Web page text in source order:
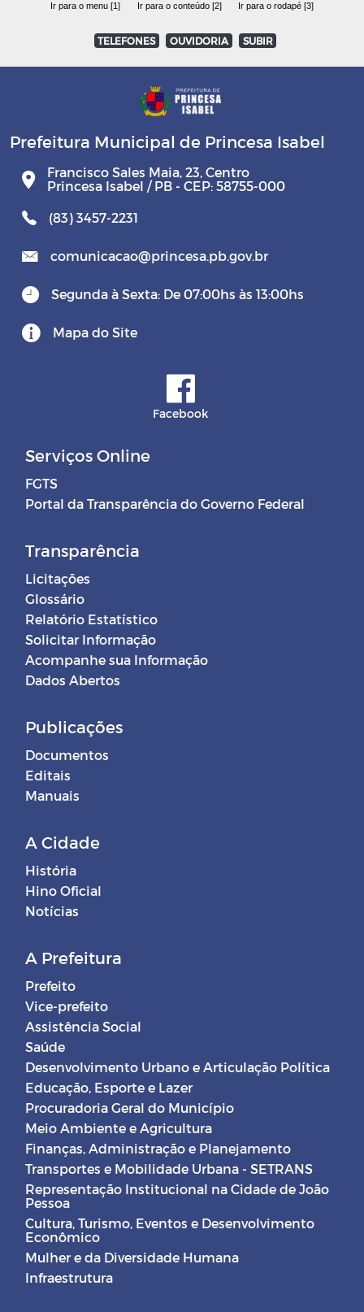
Ir para o menu [1] Ir para o conteúdo [2] Ir para o rodapé [3]
TELEFONES OUVIDORIA SUBIR
Prefeitura Municipal de Princesa Isabel
Francisco Sales Maia, 23, Centro
Princesa Isabel / PB - CEP: 58755-000
(83) 3457-2231
comunicacao@princesa.pb.gov.br
Segunda à Sexta: De 07:00hs às 13:00hs
Mapa do Site
Facebook
Serviços Online
FGTS
Portal da Transparência do Governo Federal
Transparência
Licitações
Glossário
Relatório Estatístico
Solicitar Informação
Acompanhe sua Informação
Dados Abertos
Publicações
Documentos
Editais
Manuais
A Cidade
História
Hino Oficial
Notícias
A Prefeitura
Prefeito
Vice-prefeito
Assistência Social
Saúde
Desenvolvimento Urbano e Articulação Política
Educação, Esporte e Lazer
Procuradoria Geral do Município
Meio Ambiente e Agricultura
Finanças, Administração e Planejamento
Transportes e Mobilidade Urbana - SETRANS
Representação Institucional na Cidade de João
Pessoa
Cultura, Turismo, Eventos e Desenvolvimento
Econômico
Mulher e da Diversidade Humana
Infraestrutura